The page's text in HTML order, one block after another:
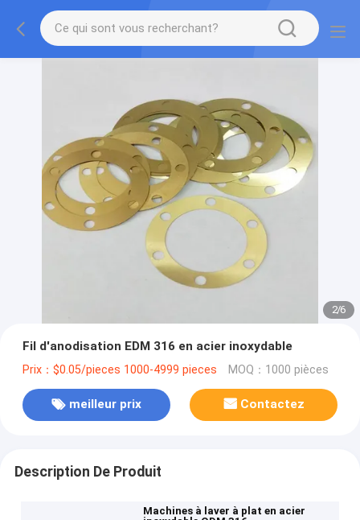
2/6
Fil d'anodisation EDM 316 en acier inoxydable
Prix：$0.05/pieces 1000-4999 pieces MOQ：1000 pièces
meilleur prix Contactez
Description De Produit
Machines à laver à plat en acier